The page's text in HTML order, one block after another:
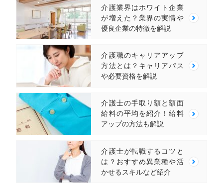
介護業界はホワイト企業
が増えた？業界の実情や
優良企業の特徴を解説
介護職のキャリアアップ
方法とは？キャリアパス
や必要資格を解説
介護士の手取り額と額面
給料の平均を紹介！給料
アップの方法も解説
介護士が転職するコツと
は？おすすめ異業種や活
かせるスキルなど紹介
専任キャリアアドバイザーにお任せ！
求人を見る